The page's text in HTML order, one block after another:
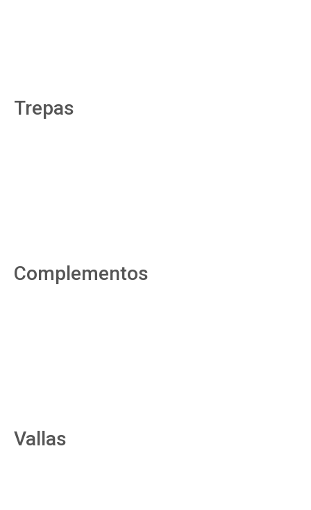
Trepas
Complementos
Vallas